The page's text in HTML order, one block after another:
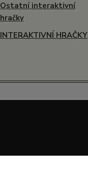
Ostatní interaktivní
hračky
INTERAKTIVNÍ HRAČKY